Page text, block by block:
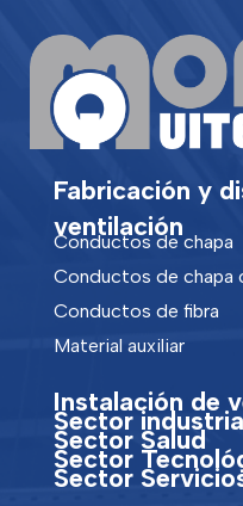
Fabricación y
ventilación
Conductos de chapa
Conductos de chapa
Conductos de fibra
Material auxiliar
Instalación de
Sector
Sector Salud
Sector
Sector